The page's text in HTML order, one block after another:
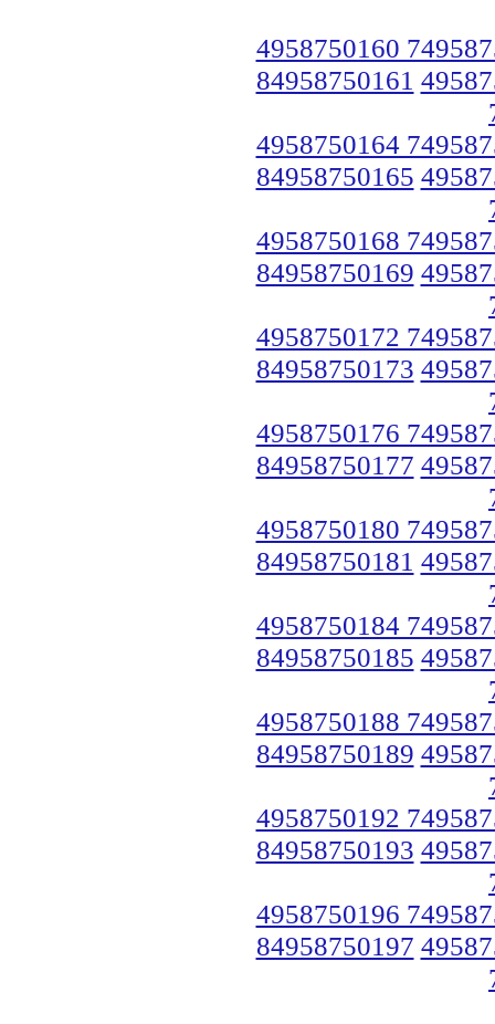
4958750160
84958750161
4958750164
84958750165
4958750168
84958750169
4958750172
84958750173
4958750176
84958750177
4958750180
84958750181
4958750184
84958750185
4958750188
84958750189
4958750192
84958750193
4958750196
84958750197